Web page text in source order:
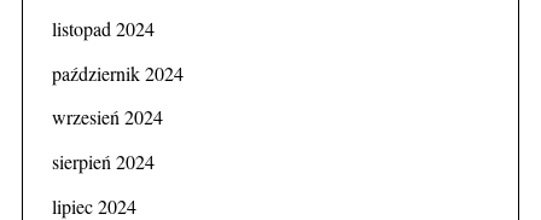
listopad 2024
październik 2024
wrzesień 2024
sierpień 2024
lipiec 2024